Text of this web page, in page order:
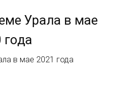
Урала в мае
в мае 2021 года